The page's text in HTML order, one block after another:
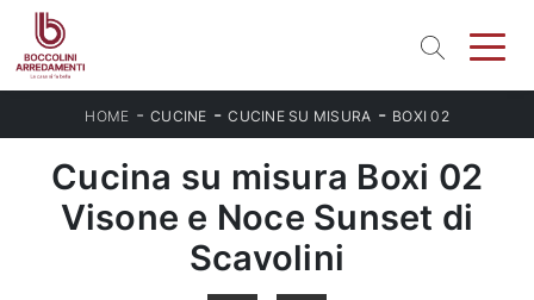
HOME - CUCINE -CUCINE SU MISURA - BOXI 02
Cucina su misura Boxi 02
Visone e Noce Sunset di
Scavolini